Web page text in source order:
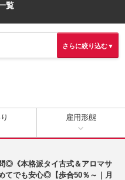
覧
さらに絞り込む▼
雇用形態
◎《本格派タイ古式＆アロマサ
てでも安心◎【歩合50％～｜月